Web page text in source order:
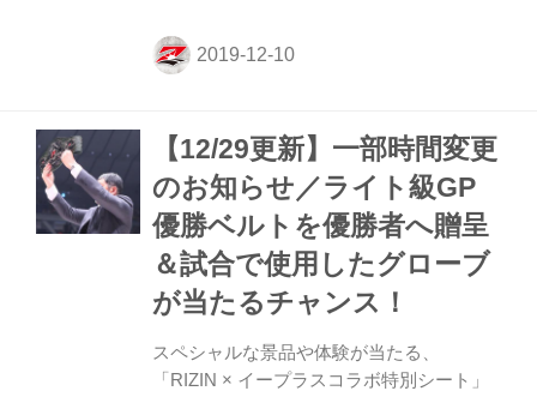
ントの過酷さをシンプルに表現した言葉。
10月に行われたRIZIN.19のライト級グラン
で試合を制し、大晦日に駒を進めている。
この4名がどの様に拳を交え、誰が生き残
り、この『地獄のトーナメント』に決着を
つけるのか。 大晦日は予想不能なトーナメ
ントの行方を是非会場で、会場に来られな
い方は生中継で見届けよう！ 出張RIZIN
OFFICIAL SHOP ご購...
【12/29更新】一部時間変更
のお知らせ／ライト級GP
優勝ベルトを優勝者へ贈呈
＆試合で使用したグローブ
が当たるチャンス！
スペシャルな景品や体験が当たる、
「RIZIN × イープラスコラボ特別シート」